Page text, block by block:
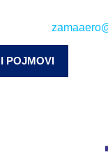
POJMOVI